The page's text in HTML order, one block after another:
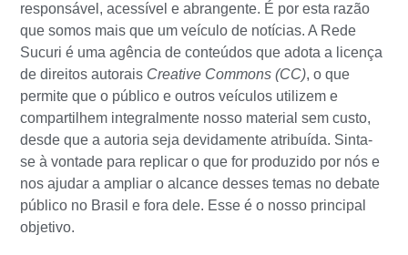
responsável, acessível e abrangente. É por esta razão
que somos mais que um veículo de notícias. A Rede
Sucuri é uma agência de conteúdos que adota a licença
de direitos autorais Creative Commons (CC), o que
permite que o público e outros veículos utilizem e
compartilhem integralmente nosso material sem custo,
desde que a autoria seja devidamente atribuída. Sinta-
se à vontade para replicar o que for produzido por nós e
nos ajudar a ampliar o alcance desses temas no debate
público no Brasil e fora dele. Esse é o nosso principal
objetivo.